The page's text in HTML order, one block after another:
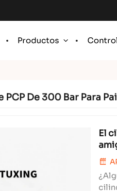
Productos
PCP De 300 Bar Para
El